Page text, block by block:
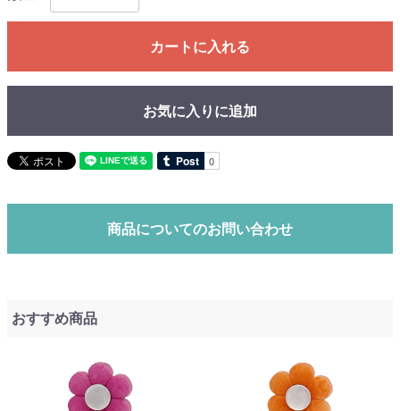
カートに入れる
お気に入りに追加
商品についてのお問い合わせ
おすすめ商品